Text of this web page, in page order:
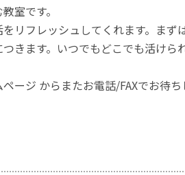
室です。
リフレッシュしてくれます。ま
きます。いつでもどこでも活け
ージ からまたお電話/FAXでお待